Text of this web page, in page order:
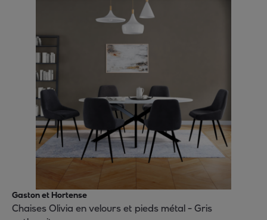
Gaston et Hortense
Chaises Olivia en velours et pieds métal - Gris